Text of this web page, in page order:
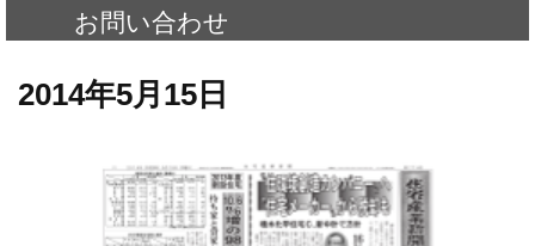
お問い合わせ
2014年5月15日